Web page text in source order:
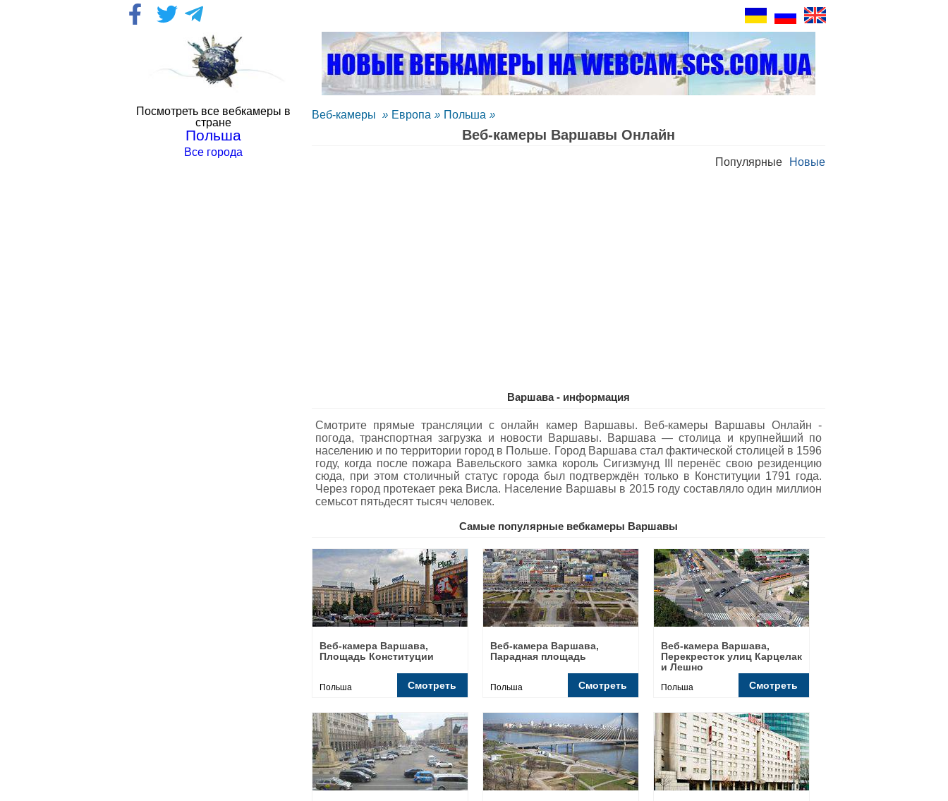
Посмотреть все вебкамеры в
стране
Польша
Все города
Веб-камеры » Европа » Польша »
Веб-камеры Варшавы Oнлайн
Новые
Популярные
Варшава - информация
Смотрите прямые трансляции с онлайн камер Варшавы. Веб-камеры Варшавы Oнлайн -
погода, транспортная загрузка и новости Варшавы. Варшава — столица и крупнейший по
населению и по территории город в Польше. Город Варшава стал фактической столицей в 1596
году, когда после пожара Вавельского замка король Сигизмунд III перенёс свою резиденцию
сюда, при этом столичный статус города был подтверждён только в Конституции 1791 года.
Через город протекает река Висла. Население Варшавы в 2015 году составляло один миллион
семьсот пятьдесят тысяч человек.
Самые популярные вебкамеры Варшавы
Веб-камера Варшава,
Площадь Конституции
Польша Смотреть
Веб-камера Варшава,
Парадная площадь
Польша Смотреть
Веб-камера Варшава,
Перекресток улиц Карцелак
и Лешно
Польша Смотреть